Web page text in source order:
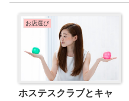
お店選び
ホステスクラブとキャ